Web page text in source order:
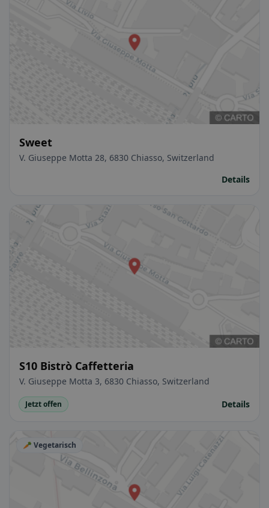
Sweet
V. Giuseppe Motta 28, 6830 Chiasso, Switzerland
Details
S10 Bistrò Caffetteria
V. Giuseppe Motta 3, 6830 Chiasso, Switzerland
Jetzt offen Details
🥕 Vegetarisch